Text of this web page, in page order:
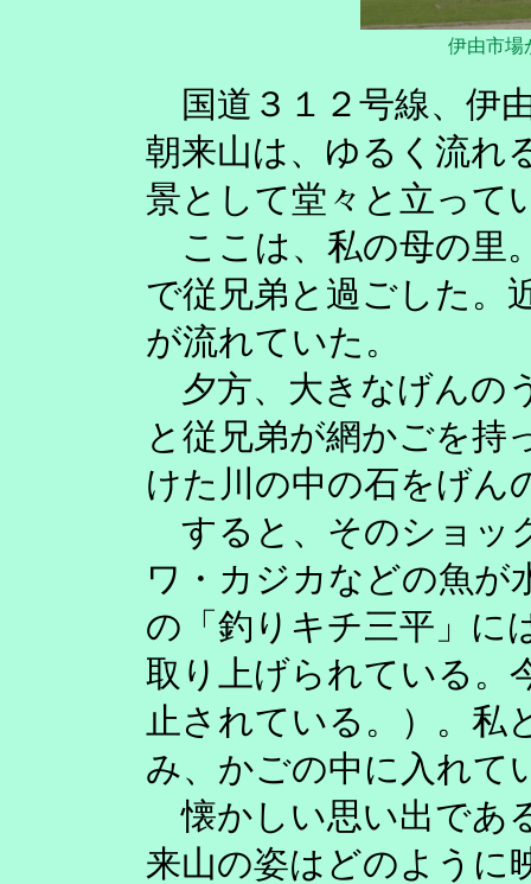
伊由市場
国道３１２号線、伊
朝来山は、ゆるく流れ
景として堂々と立って
ここは、私の母の里
で従兄弟と過ごした。
が流れていた。
夕方、大きなげんの
と従兄弟が網かごを持
けた川の中の石をげん
すると、そのショッ
ワ・カジカなどの魚が
の「釣りキチ三平」に
取り上げられている。
止されている。）。私
み、かごの中に入れて
懐かしい思い出であ
来山の姿はどのように